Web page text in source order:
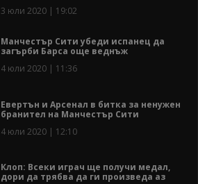
3 юли 2020 | 19:02
Манчестър Сити убеди испанец да
загърби Барса още веднъж
4 юли 2020 | 11:36
Евертън и Арсенал в битка за ненужен
бранител на Манчестър Сити
4 юли 2020 | 12:10
Клоп: Всеки играч ще получи медал,
дори да трябва да ги произведа аз